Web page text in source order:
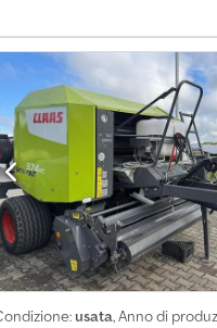
minimo/altezza): 90, monitor
piede/ruota di supporto,
superiore
disco, 13 coltelli, PU 2,25 m,
usata, Anno di